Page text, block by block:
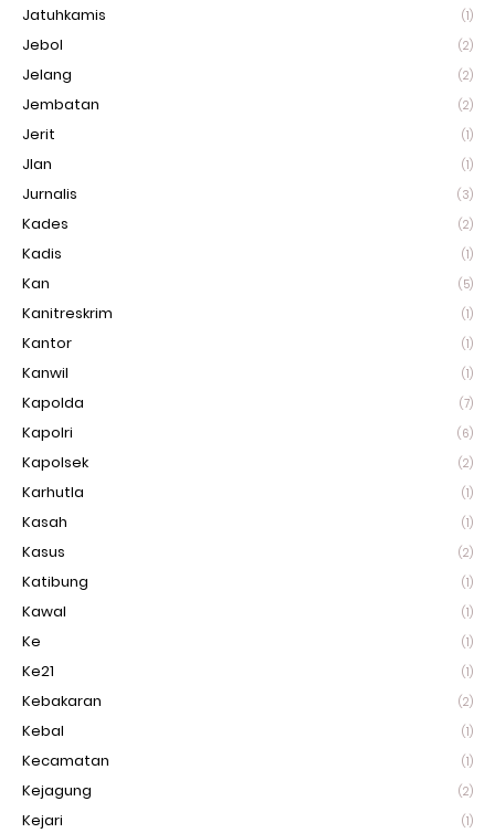
Jatuhkamis (1)
Jebol (2)
Jelang (2)
Jembatan (2)
Jerit (1)
Jlan (1)
Jurnalis (3)
Kades (2)
Kadis (1)
Kan (5)
Kanitreskrim (1)
Kantor (1)
Kanwil (1)
Kapolda (7)
Kapolri (6)
Kapolsek (2)
Karhutla (1)
Kasah (1)
Kasus (2)
Katibung (1)
Kawal (1)
Ke (1)
Ke21 (1)
Kebakaran (2)
Kebal (1)
Kecamatan (1)
Kejagung (2)
Kejari (1)